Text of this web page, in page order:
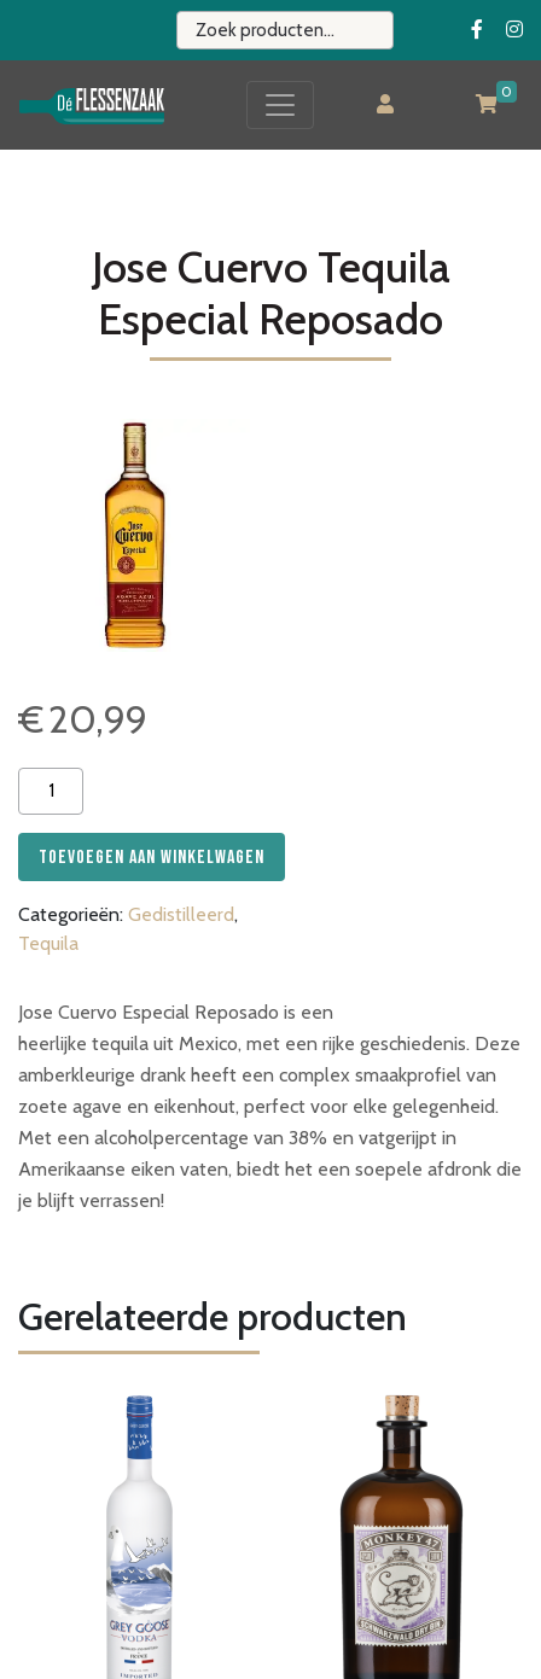
0
Jose Cuervo Tequila
Especial Reposado
€20,99
Jose
Cuervo
Tequila
Especial
aantal
Toevoegen aan winkelwagen
Categorieën: Gedistilleerd,
Tequila
Jose Cuervo Especial Reposado is een
heerlijke tequila uit Mexico, met een rijke geschiedenis. Deze
amberkleurige drank heeft een complex smaakprofiel van
zoete agave en eikenhout, perfect voor elke gelegenheid.
Met een alcoholpercentage van 38% en vatgerijpt in
Amerikaanse eiken vaten, biedt het een soepele afdronk die
je blijft verrassen!
Gerelateerde producten